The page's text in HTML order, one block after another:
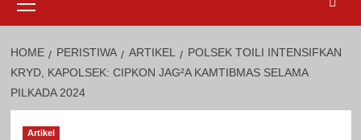
Menu
HOME PERISTIWA ARTIKEL
POLSEK TOILI INTENSIFKAN
KRYD, KAPOLSEK: CIPKON JAG²A KAMTIBMAS SELAMA
PILKADA 2024
Artikel